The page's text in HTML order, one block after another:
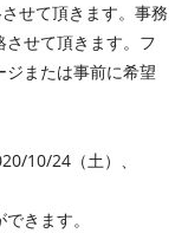
せて頂きます。事務
せて頂きます。フ
ジまたは事前に希望
10/24（土）、
きます。